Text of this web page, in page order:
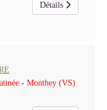
Détails
- Monthey (VS)